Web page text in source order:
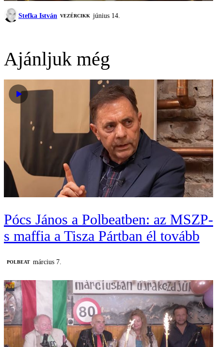
Stefka István VEZÉRCIKK június 14.
Ajánljuk még
Pócs János a Polbeatben: az MSZP-
s maffia a Tisza Pártban él tovább
‎POLBEAT március 7.